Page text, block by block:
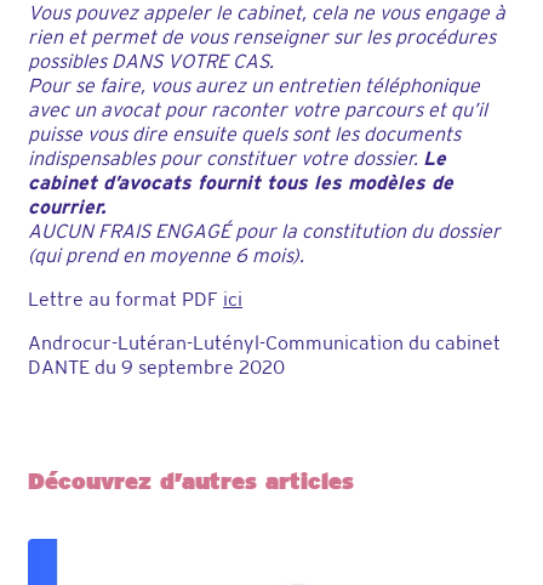
Vous pouvez appeler le cabinet, cela ne vous engage à
rien et permet de vous renseigner sur les procédures
possibles DANS VOTRE CAS.
Pour se faire, vous aurez un entretien téléphonique
avec un avocat pour raconter votre parcours et qu’il
puisse vous dire ensuite quels sont les documents
indispensables pour constituer votre dossier. Le
cabinet d’avocats fournit tous les modèles de
courrier.
AUCUN FRAIS ENGAGÉ pour la constitution du dossier
(qui prend en moyenne 6 mois).
Lettre au format PDF ici
Androcur-Lutéran-Lutényl-Communication du cabinet
DANTE du 9 septembre 2020
Découvrez d’autres articles